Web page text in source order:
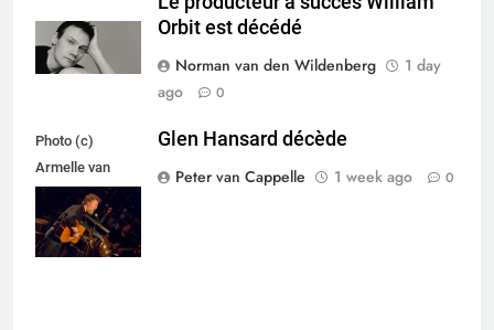
Orbit est décédé
Norman van den Wildenberg
1 day
ago
0
Photo (c)
Armelle van
Helden,
Maxazine.nl
Glen Hansard décède
Peter van Cappelle
1 week ago 0